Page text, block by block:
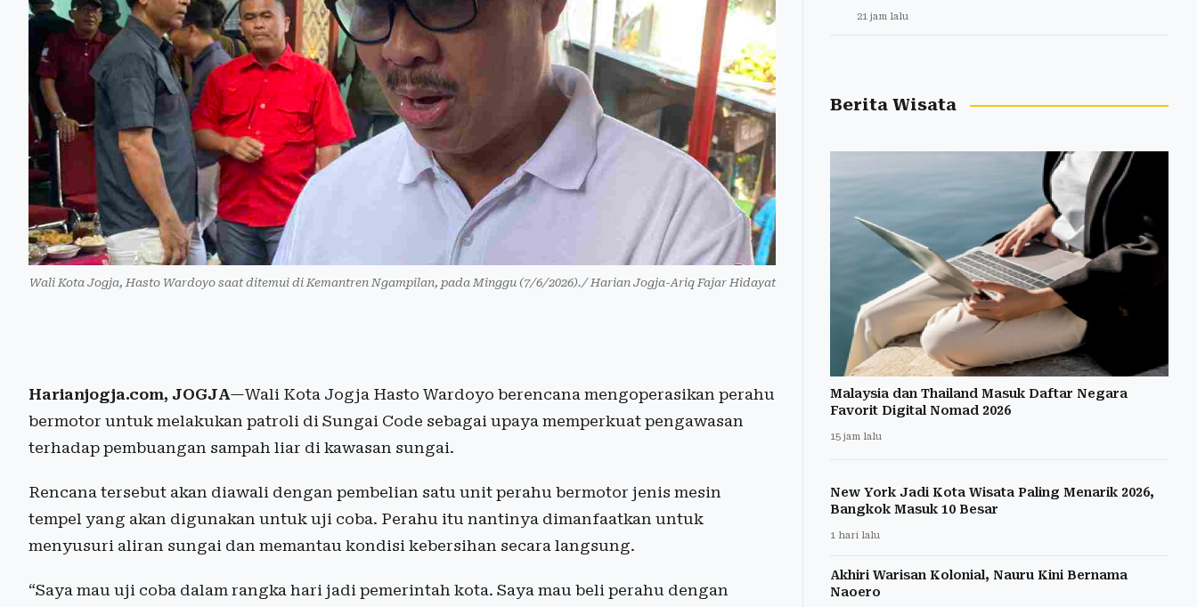
Wali Kota Jogja, Hasto Wardoyo saat ditemui di Kemantren Ngampilan, pada Minggu (7/6/2026)./ Harian Jogja-Ariq Fajar Hidayat
Harianjogja.com, JOGJA—Wali Kota Jogja Hasto Wardoyo berencana mengoperasikan perahu
bermotor untuk melakukan patroli di Sungai Code sebagai upaya memperkuat pengawasan
terhadap pembuangan sampah liar di kawasan sungai.
Rencana tersebut akan diawali dengan pembelian satu unit perahu bermotor jenis mesin
tempel yang akan digunakan untuk uji coba. Perahu itu nantinya dimanfaatkan untuk
menyusuri aliran sungai dan memantau kondisi kebersihan secara langsung.
“Saya mau uji coba dalam rangka hari jadi pemerintah kota. Saya mau beli perahu dengan
21 jam lalu
Berita Wisata
Malaysia dan Thailand Masuk Daftar Negara
Favorit Digital Nomad 2026
15 jam lalu
New York Jadi Kota Wisata Paling Menarik 2026,
Bangkok Masuk 10 Besar
1 hari lalu
Akhiri Warisan Kolonial, Nauru Kini Bernama
Naoero